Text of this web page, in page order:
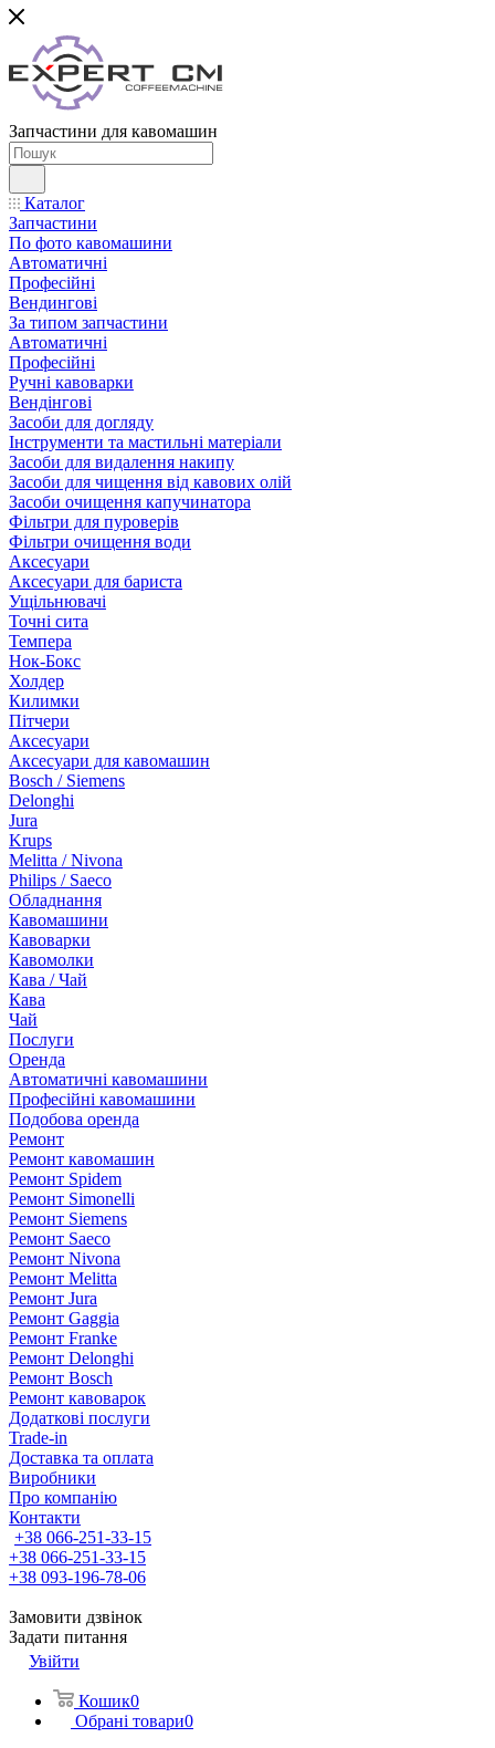
Запчастини для кавомашин
Каталог
Запчастини
По фото кавомашини
Автоматичні
Професійні
Вендингові
За типом запчастини
Автоматичні
Професійні
Ручні кавоварки
Вендінгові
Засоби для догляду
Інструменти та мастильні матеріали
Засоби для видалення накипу
Засоби для чищення від кавових олій
Засоби очищення капучинатора
Фільтри для пуроверів
Фільтри очищення води
Аксесуари
Аксесуари для бариста
Ущільнювачі
Точні сита
Темпера
Нок-Бокс
Холдер
Килимки
Пітчери
Аксесуари
Аксесуари для кавомашин
Bosch / Siemens
Delonghi
Jura
Krups
Melitta / Nivona
Philips / Saeco
Обладнання
Кавомашини
Кавоварки
Кавомолки
Кава / Чай
Кава
Чай
Послуги
Оренда
Автоматичні кавомашини
Професійні кавомашини
Подобова оренда
Ремонт
Ремонт кавомашин
Ремонт Spidem
Ремонт Simonelli
Ремонт Siemens
Ремонт Saeco
Ремонт Nivona
Ремонт Melitta
Ремонт Jura
Ремонт Gaggia
Ремонт Franke
Ремонт Delonghi
Ремонт Bosch
Ремонт кавоварок
Додаткові послуги
Trade-in
Доставка та оплата
Виробники
Про компанію
Контакти
+38 066-251-33-15
+38 066-251-33-15
+38 093-196-78-06
Замовити дзвінок
Задати питання
Увійти
Кошик0
Обрані товари0